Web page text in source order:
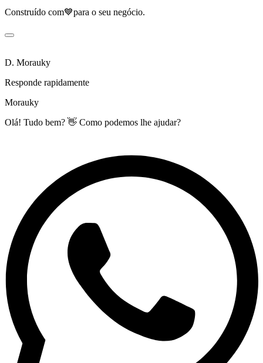
Construído com💙para o seu negócio.
D. Morauky
Responde rapidamente
Morauky
Olá! Tudo bem? 👋 Como podemos lhe ajudar?